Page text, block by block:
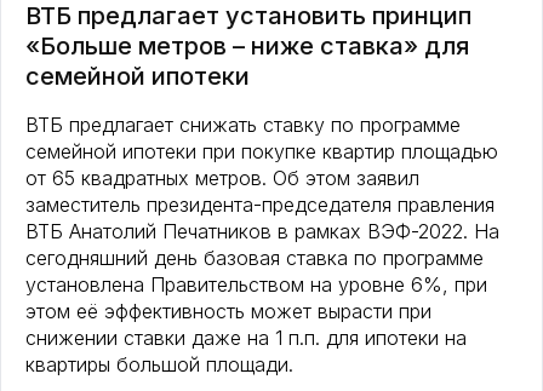
ВТБ предлагает установить принцип
«Больше метров – ниже ставка» для
семейной ипотеки
ВТБ предлагает снижать ставку по программе
семейной ипотеки при покупке квартир площадью
от 65 квадратных метров. Об этом заявил
заместитель президента-председателя правления
ВТБ Анатолий Печатников в рамках ВЭФ-2022. На
сегодняшний день базовая ставка по программе
установлена Правительством на уровне 6%, при
этом её эффективность может вырасти при
снижении ставки даже на 1 п.п. для ипотеки на
квартиры большой площади.